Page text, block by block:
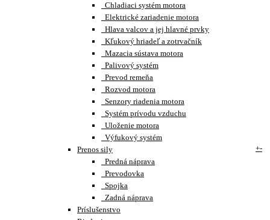
Chladiaci systém motora
Elektrické zariadenie motora
Hlava valcov a jej hlavné prvky
Kľukový hriadeľ a zotrvačník
Mazacia sústava motora
Palivový systém
Prevod remeňa
Rozvod motora
Senzory riadenia motora
Systém prívodu vzduchu
Uloženie motora
Výfukový systém
Prenos sily
+-
Predná náprava
Prevodovka
Spojka
Zadná náprava
Príslušenstvo